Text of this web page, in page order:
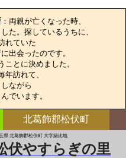
：両親が亡くなった時、
た。探しているうちに、
れていた
出会ったのです。
ことに決めました。
年訪れて、
ながら
でいます。
北葛飾郡松伏町
県 北葛飾郡松伏町 大字築比地
伏やすらぎの里